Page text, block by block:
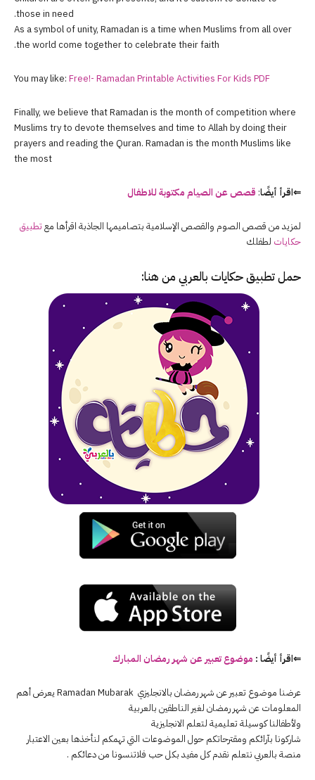
those in need.
As a symbol of unity, Ramadan is a time when Muslims from all over
the world come together to celebrate their faith.
You may like: Free!- Ramadan Printable Activities For Kids PDF
Finally, we believe that Ramadan is the month of competition where
Muslims try to devote themselves and time to Allah by doing their
prayers and reading the Quran. Ramadan is the month Muslims like
the most
⇐اقرأ أيضًا: قصص عن الصيام مكتوبة للاطفال
لمزيد من قصص الصوم والقصص الإسلامية بتصاميمها الجاذبة اقرأها معتطبيق
حكايات لطفلك
حمل تطبيق حكايات بالعربي من هنا:
⇐اقرأ أيضًا : موضوع تعبير عن شهر رمضان المبارك
عرضنا موضوع تعبير عن شهر رمضان بالانجليزي Ramadan Mubarak يعرض أهم
المعلومات عن شهر رمضان لغير الناطقين بالعربية
ولأطفالنا كوسيلة تعليمية لتعلم الانجليزية
شاركونا بآرائكم ومقترحاتكم حول الموضوعات التي تهمكم لنأخذها بعين الاعتبار
منصة بالعربي نتعلم نقدم كل مفيد بكل حب فلاتنسونا من دعائكم .